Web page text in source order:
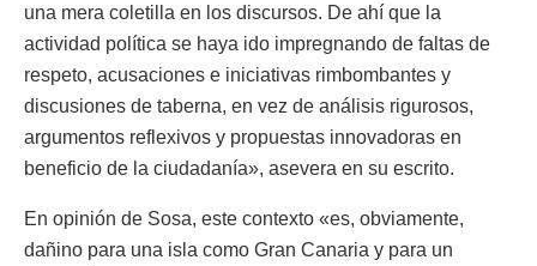
una mera coletilla en los discursos. De ahí que la
actividad política se haya ido impregnando de faltas de
respeto, acusaciones e iniciativas rimbombantes y
discusiones de taberna, en vez de análisis rigurosos,
argumentos reflexivos y propuestas innovadoras en
beneficio de la ciudadanía», asevera en su escrito.
En opinión de Sosa, este contexto «es, obviamente,
dañino para una isla como Gran Canaria y para un